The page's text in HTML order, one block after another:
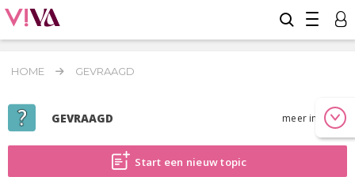
HOME GEVRAAGD
GEVRAAGD meer info
Start een nieuw topic